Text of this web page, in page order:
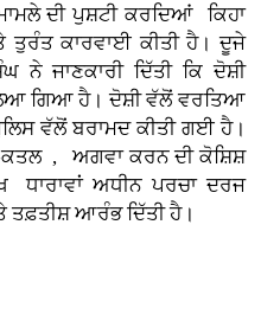
ਦੀ ਪੁਸ਼ਟੀ ਕਰਦਿਆਂ ਕਿਹਾ
ਤੁਰੰਤ ਕਾਰਵਾਈ ਕੀਤੀ ਹੈ। ਦੂਜੇ
ਨੇ ਜਾਣਕਾਰੀ ਦਿੱਤੀ ਕਿ ਦੋਸ਼ੀ
ਗਿਆ ਹੈ। ਦੋਸ਼ੀ ਵੱਲੋਂ ਵਰਤਿਆ
ਵੱਲੋਂ ਬਰਾਮਦ ਕੀਤੀ ਗਈ ਹੈ।
ਕਤਲ , ਅਗਵਾ ਕਰਨ ਦੀ ਕੋਸ਼ਿਸ਼
ਅਧੀਨ ਪਰਚਾ ਦਰਜ
ਤਫ਼ਤੀਸ਼ ਆਰੰਭ ਦਿੱਤੀ ਹੈ।